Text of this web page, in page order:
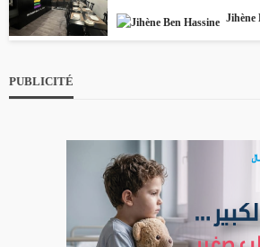
Jihène
PUBLICITÉ